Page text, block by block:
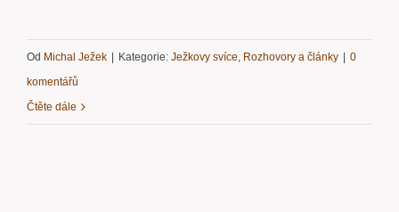
Od Michal Ježek Kategorie: Ježkovy svíce, Rozhovory a články
0
komentářů
Čtěte dále